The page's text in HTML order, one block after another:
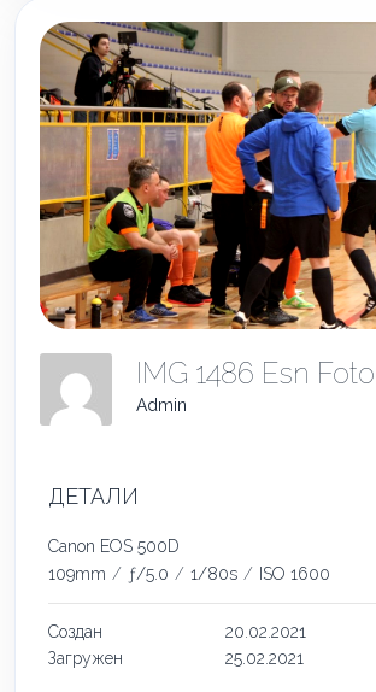
Admin
ДЕТАЛИ
Canon EOS 500D
109mm / ƒ/5.0 / 1/80s / ISO 1600
Создан
20.02.2021
Загружен
25.02.2021